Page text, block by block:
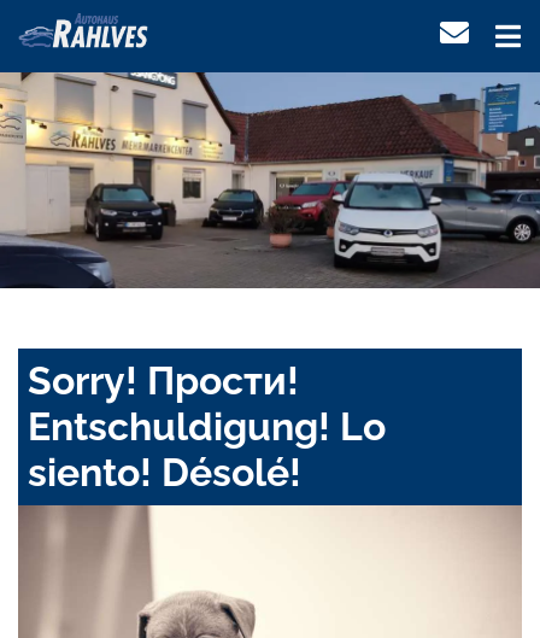
Sorry! Прости!
Entschuldigung! Lo
siento! Désolé!